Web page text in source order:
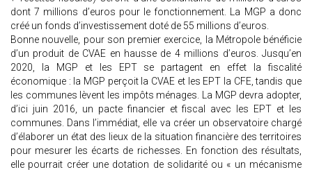
dont 7 millions d’euros pour le fonctionnement. La MGP a donc
créé un fonds d’investissement doté de 55 millions d’euros.
Bonne nouvelle, pour son premier exercice, la Métropole bénéficie
d’un produit de CVAE en hausse de 4 millions d’euros. Jusqu’en
2020, la MGP et les EPT se partagent en effet la fiscalité
économique : la MGP perçoit la CVAE et les EPT la CFE, tandis que
les communes lèvent les impôts ménages. La MGP devra adopter,
d’ici juin 2016, un pacte financier et fiscal avec les EPT et les
communes. Dans l’immédiat, elle va créer un observatoire chargé
d’élaborer un état des lieux de la situation financière des territoires
pour mesurer les écarts de richesses. En fonction des résultats,
elle pourrait créer une dotation de solidarité ou « un mécanisme